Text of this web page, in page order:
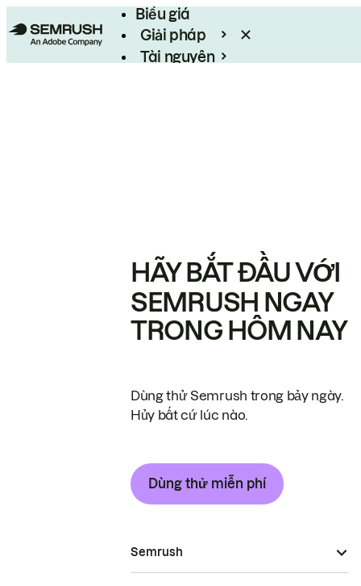
Biểu giá
Giải pháp
Tài nguyên
HÃY BẮT ĐẦU VỚI
SEMRUSH NGAY
TRONG HÔM NAY
Dùng thử Semrush trong bảy ngày.
Hủy bất cứ lúc nào.
Dùng thử miễn phí
Semrush